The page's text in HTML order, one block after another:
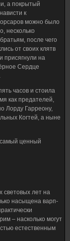
а покрытый
к
можно было
несколько
после чего
от своих клятв
присягнули на
Сердце
часов и стоила
как предателей,
Лорду Гарреону,
Когтей, а ныне
ценный
световых лет на
насыщена варп-
– насколько могут
естественным